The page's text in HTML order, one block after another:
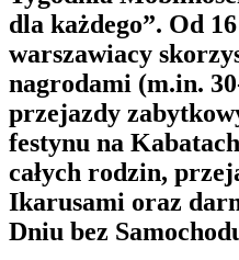
dla każdego”. Od
warszawiacy
nagrodami (m.in.
przejazdy
festynu na
całych rodzin,
Ikarusami oraz
Dniu bez